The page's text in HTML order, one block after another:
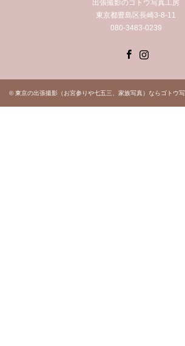
出張撮影のゴトウ写真工房
東京都豊島区長崎3-8-11
080-3483-0239
©東京の出張撮影（お宮参りや七五三、家族写真）ならゴトウ